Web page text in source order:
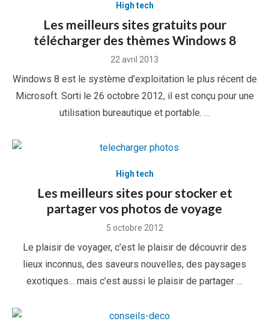
High tech
Les meilleurs sites gratuits pour
télécharger des thèmes Windows 8
Posted
22 avril 2013
Windows 8 est le système d’exploitation le plus récent de
Microsoft. Sorti le 26 octobre 2012, il est conçu pour une
utilisation bureautique et portable. …
High tech
Les meilleurs sites pour stocker et
partager vos photos de voyage
Posted
5 octobre 2012
Le plaisir de voyager, c’est le plaisir de découvrir des
lieux inconnus, des saveurs nouvelles, des paysages
exotiques… mais c’est aussi le plaisir de partager …